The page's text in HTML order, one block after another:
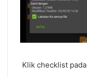
Klik checklist pada